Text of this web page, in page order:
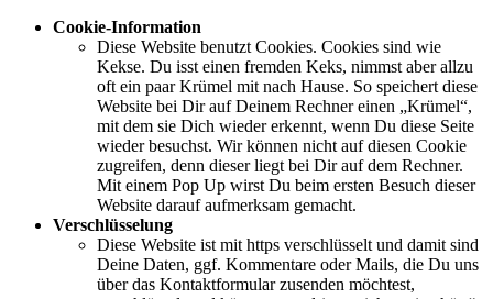
Cookie-Information
Diese Website benutzt Cookies. Cookies sind wie
Kekse. Du isst einen fremden Keks, nimmst aber allzu
oft ein paar Krümel mit nach Hause. So speichert diese
Website bei Dir auf Deinem Rechner einen „Krümel“,
mit dem sie Dich wieder erkennt, wenn Du diese Seite
wieder besuchst. Wir können nicht auf diesen Cookie
zugreifen, denn dieser liegt bei Dir auf dem Rechner.
Mit einem Pop Up wirst Du beim ersten Besuch dieser
Website darauf aufmerksam gemacht.
Verschlüsselung
Diese Website ist mit https verschlüsselt und damit sind
Deine Daten, ggf. Kommentare oder Mails, die Du uns
über das Kontaktformular zusenden möchtest,